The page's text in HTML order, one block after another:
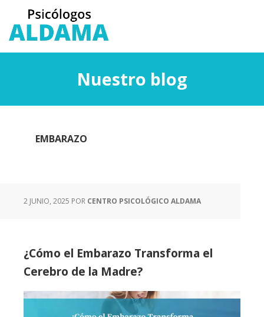
contenido
principal
barra
Nuestro blog
EMBARAZO
2 JUNIO, 2025 POR CENTRO PSICOLÓGICO ALDAMA
¿Cómo el Embarazo Transforma el
Cerebro de la Madre?